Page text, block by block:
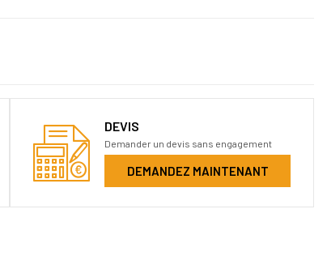
DEVIS
Demander un devis sans engagement
DEMANDEZ MAINTENANT